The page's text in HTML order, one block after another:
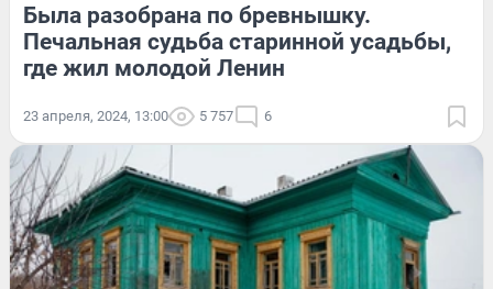
Была разобрана по бревнышку.
Печальная судьба старинной усадьбы,
где жил молодой Ленин
23 апреля, 2024, 13:00 5 757 6